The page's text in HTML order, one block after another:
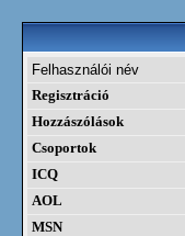
Felhasználói név
Regisztráció
Hozzászólások
Csoportok
ICQ
AOL
MSN